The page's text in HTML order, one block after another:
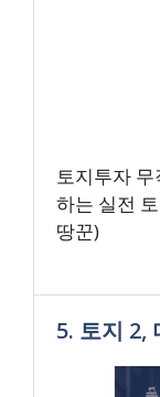
토지투자
하는 실전
땅꾼)
5. 토지 2,